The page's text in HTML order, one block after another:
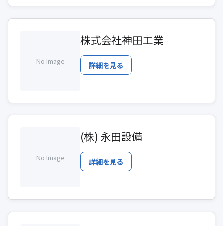
No Image
株式会社神田工業
詳細を見る
No Image
(株) 永田設備
詳細を見る